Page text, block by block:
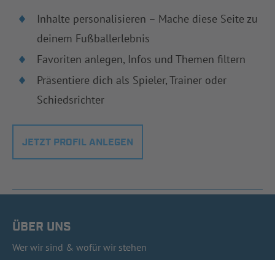
Inhalte personalisieren – Mache diese Seite zu
deinem Fußballerlebnis
Favoriten anlegen, Infos und Themen filtern
Präsentiere dich als Spieler, Trainer oder
Schiedsrichter
JETZT PROFIL ANLEGEN
ÜBER UNS
Wer wir sind & wofür wir stehen